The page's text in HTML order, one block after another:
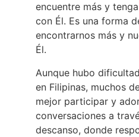
encuentre más y
con Él. Es una forma
encontrarnos más y
Él.
Aunque hubo
en Filipinas, muchos
mejor participar y
conversaciones a
descanso, donde